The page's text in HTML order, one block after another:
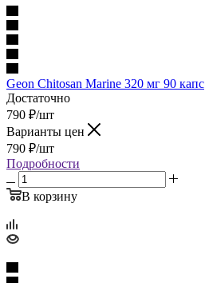
Geon Chitosan Marine 320 мг 90 капс
Достаточно
790 ₽/шт
Варианты цен
790 ₽/шт
Подробности
В корзину